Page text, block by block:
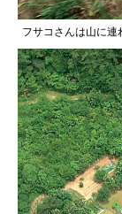
フサコさんは山に連